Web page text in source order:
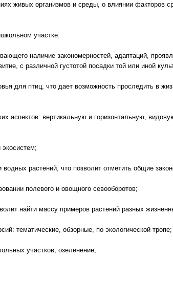
живых организмов и среды, о влиянии факторов
участке:
наличие закономерностей, адаптаций,
с различной густотой посадки той или иной
для птиц, что дает возможность проследить в
аспектов: вертикальную и горизонтальную,
водных растений, что позволит отметить общие
полевого и овощного севооборотов;
найти массу примеров растений разных
тематические, обзорные, по экологической тропе;
участков, озеленение;